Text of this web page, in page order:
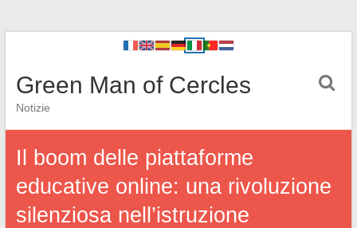
Green Man of Cercles
Notizie
Il boom delle piattaforme
educative online: una rivoluzione
silenziosa nell’istruzione